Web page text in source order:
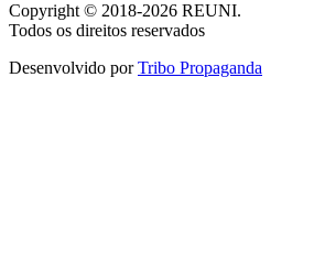
Copyright © 2018-2026 REUNI.
Todos os direitos reservados
Desenvolvido porTribo Propaganda